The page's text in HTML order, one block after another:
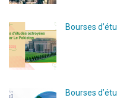
Bourses
Bourses